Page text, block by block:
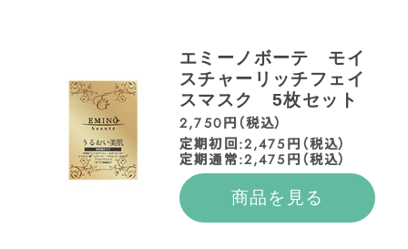
エミーノボーテ モイ
スチャーリッチフェイ
スマスク 5枚セット
2,750円（税込）
定期初回:2,475円（税込）
定期通常:2,475円（税込）
商品を見る